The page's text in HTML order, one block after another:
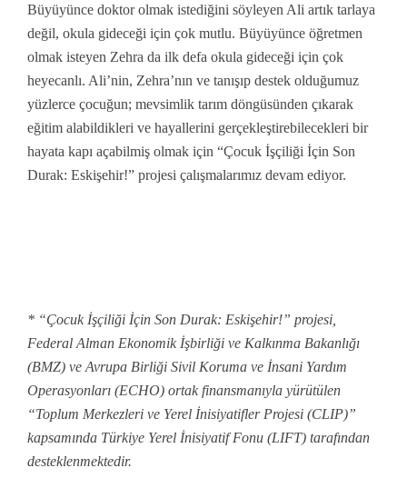
Büyüyünce doktor olmak istediğini söyleyen Ali artık tarlaya
değil, okula gideceği için çok mutlu. Büyüyünce öğretmen
olmak isteyen Zehra da ilk defa okula gideceği için çok
heyecanlı. Ali’nin, Zehra’nın ve tanışıp destek olduğumuz
yüzlerce çocuğun; mevsimlik tarım döngüsünden çıkarak
eğitim alabildikleri ve hayallerini gerçekleştirebilecekleri bir
hayata kapı açabilmiş olmak için “Çocuk İşçiliği İçin Son
Durak: Eskişehir!” projesi çalışmalarımız devam ediyor.
* “Çocuk İşçiliği İçin Son Durak: Eskişehir!” projesi,
Federal Alman Ekonomik İşbirliği ve Kalkınma Bakanlığı
(BMZ) ve Avrupa Birliği Sivil Koruma ve İnsani Yardım
Operasyonları (ECHO) ortak finansmanıyla yürütülen
“Toplum Merkezleri ve Yerel İnisiyatifler Projesi (CLIP)”
kapsamında Türkiye Yerel İnisiyatif Fonu (LIFT) tarafından
desteklenmektedir.